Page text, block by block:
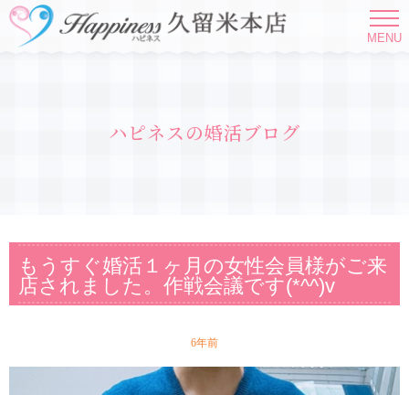
MENU
ハピネスの婚活ブログ
もうすぐ婚活１ヶ月の女性会員様がご来
店されました。作戦会議です(*^^)v
6年前